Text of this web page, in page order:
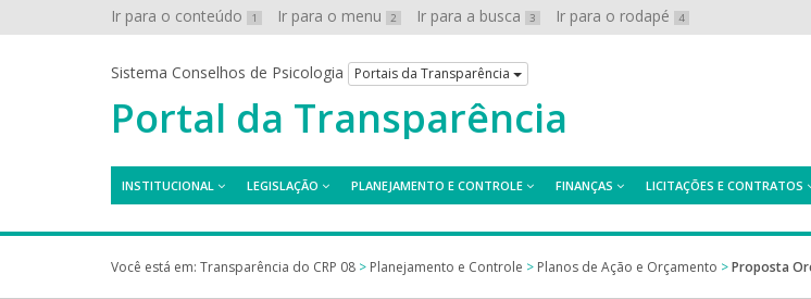
Ir para o conteúdo 1 Ir para o menu 2 Ir para a busca 3 Ir para o rodapé 4
Sistema Conselhos de Psicologia Portais da Transparência
Portal da Transparência
INSTITUCIONAL LEGISLAÇÃO PLANEJAMENTO E CONTROLE FINANÇAS LICITAÇÕES E CONTRATOS
Você está em: Transparência do CRP 08 > Planejamento e Controle > Planos de Ação e Orçamento >Proposta